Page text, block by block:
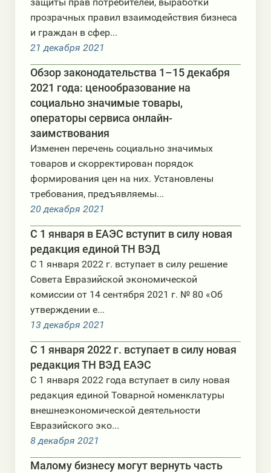
прозрачных правил взаимодействия бизнеса
и граждан в сфер...
21 декабря 2021
Обзор законодательства 1–15 декабря
2021 года: ценообразование на
социально значимые товары,
операторы сервиса онлайн-
заимствования
Изменен перечень социально значимых
товаров и скорректирован порядок
формирования цен на них. Установлены
требования, предъявляемы...
20 декабря 2021
С 1 января в ЕАЭС вступит в силу новая
редакция единой ТН ВЭД
С 1 января 2022 г. вступает в силу решение
Совета Евразийской экономической
комиссии от 14 сентября 2021 г. № 80 «Об
утверждении е...
13 декабря 2021
С 1 января 2022 г. вступает в силу новая
редакция ТН ВЭД ЕАЭС
С 1 января 2022 года вступает в силу новая
редакция единой Товарной номенклатуры
внешнеэкономической деятельности
Евразийского эко...
8 декабря 2021
Малому бизнесу могут вернуть часть